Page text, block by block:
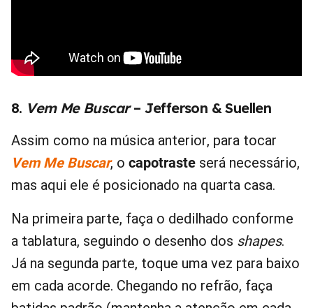
8. Vem Me Buscar– Jefferson & Suellen
Assim como na música anterior, para tocar
Vem Me Buscar, o capotraste será necessário,
mas aqui ele é posicionado na quarta casa.
Na primeira parte, faça o dedilhado conforme
a tablatura, seguindo o desenho dos shapes.
Já na segunda parte, toque uma vez para baixo
em cada acorde. Chegando no refrão, faça